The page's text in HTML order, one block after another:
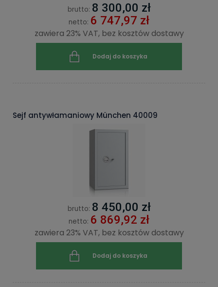
brutto: 8 300,00 zł
netto: 6 747,97 zł
zawiera 23% VAT, bez kosztów dostawy
Dodaj do koszyka
Sejf antywłamaniowy München 40009
brutto: 8 450,00 zł
netto: 6 869,92 zł
zawiera 23% VAT, bez kosztów dostawy
Dodaj do koszyka